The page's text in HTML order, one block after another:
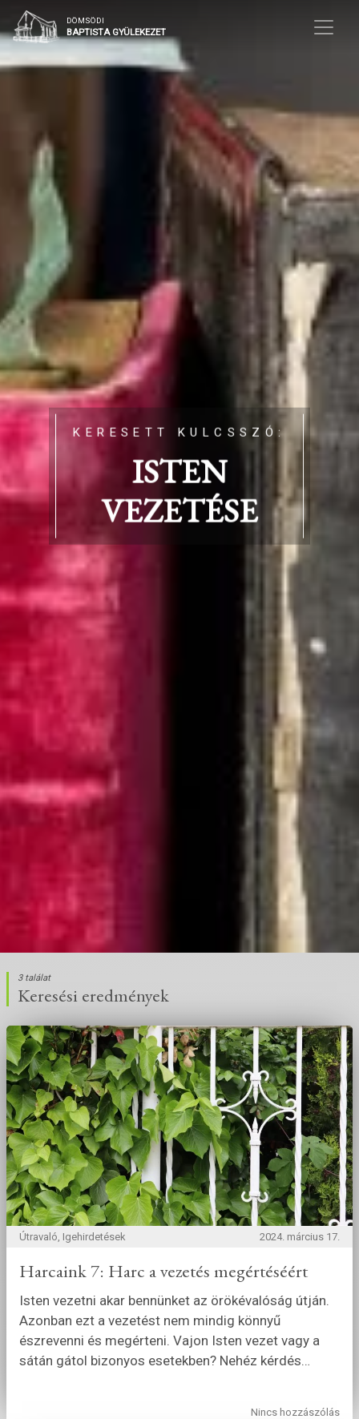
DÖMSÖDI
BAPTISTA GYÜLEKEZET
KERESETT KULCSSZÓ:
ISTEN
VEZETÉSE
3 találat
Keresési eredmények
Útravaló, Igehirdetések 2024. március 17.
Harcaink 7: Harc a vezetés megértéséért
Isten vezetni akar bennünket az örökévalóság útján.
Azonban ezt a vezetést nem mindig könnyű
észrevenni és megérteni. Vajon Isten vezet vagy a
sátán gátol bizonyos esetekben? Nehéz kérdés…
Nincs hozzászólás